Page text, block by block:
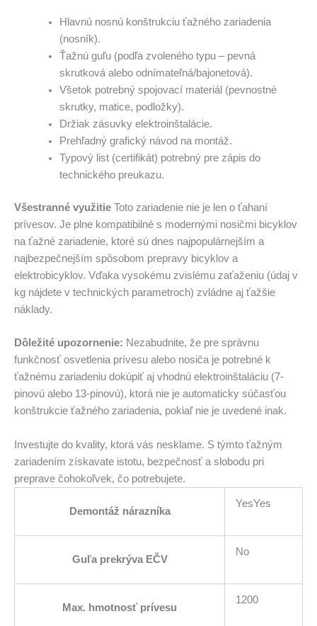
Hlavnú nosnú konštrukciu ťažného zariadenia
(nosník).
Ťažnú guľu (podľa zvoleného typu – pevná
skrutková alebo odnímateľná/bajonetová).
Všetok potrebný spojovací materiál (pevnostné
skrutky, matice, podložky).
Držiak zásuvky elektroinštalácie.
Prehľadný grafický návod na montáž.
Typový list (certifikát) potrebný pre zápis do
technického preukazu.
Všestranné využitie Toto zariadenie nie je len o ťahaní
prívesov. Je plne kompatibilné s modernými nosičmi bicyklov
na ťažné zariadenie, ktoré sú dnes najpopulárnejším a
najbezpečnejším spôsobom prepravy bicyklov a
elektrobicyklov. Vďaka vysokému zvislému zaťaženiu (údaj v
kg nájdete v technických parametroch) zvládne aj ťažšie
náklady.
Dôležité upozornenie: Nezabudnite, že pre správnu
funkčnosť osvetlenia prívesu alebo nosiča je potrebné k
ťažnému zariadeniu dokúpiť aj vhodnú elektroinštaláciu (7-
pinovú alebo 13-pinovú), ktorá nie je automaticky súčasťou
konštrukcie ťažného zariadenia, pokiaľ nie je uvedené inak.
Investujte do kvality, ktorá vás nesklame. S týmto ťažným
zariadením získavate istotu, bezpečnosť a slobodu pri
preprave čohokoľvek, čo potrebujete.
Demontáž nárazníka
YesYes
Guľa prekrýva EČV
No
Max. hmotnosť prívesu
1200